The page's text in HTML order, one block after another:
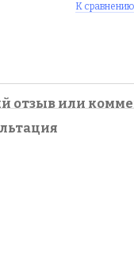
К сравнению
отзыв или